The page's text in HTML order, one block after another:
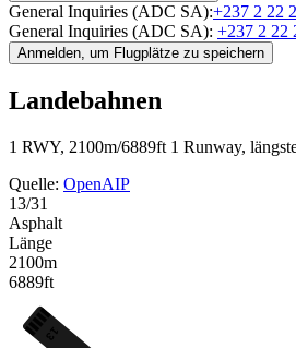
General Inquiries (ADC SA):+237 2 22
General Inquiries (ADC SA): +237 2 22
Anmelden, um Flugplätze zu speichern
Landebahnen
1 RWY, 2100m/6889ft 1 Runway,
Quelle: OpenAIP
13/31
Asphalt
Länge
2100m
6889ft
13